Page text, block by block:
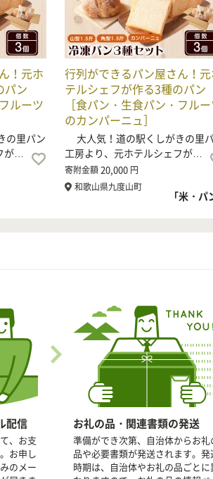
！元ホ
パン
ルーツ
の里パン
が…
行列ができるパン屋さん！
テルシェフが作る3種のパン
［食パン・生食パン・フル
のカンパーニュ］
大人気！道の駅くしがきの里
工房より、元ホテルシェフが…
寄附金額20,000 円
和歌山県九度山町
「米・
配信
、お支
お申し
のメー
お礼の品・関連書類の発送
準備ができ次第、自治体からお礼
品や必要書類が発送されます。発
時期は、自治体やお礼の品ごとに